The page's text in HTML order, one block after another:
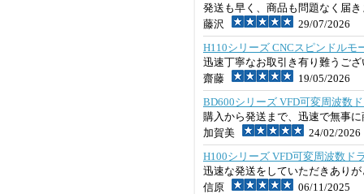
発送も早く、商品も問題なく届
藤沢
29/07/2026
H110シリーズ CNCスピンドルモ
迅速丁寧なお取引き有り難うご
齋藤
19/05/2026
BD600シリーズ VFD可変周波数
購入から発送まで、迅速で無事
加賀美
24/02/2026
H100シリーズ VFD可変周波数ド
迅速な発送をしていただきあり
信原
06/11/2025